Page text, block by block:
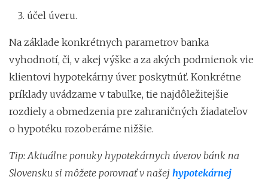
účel úveru.
Na základe konkrétnych parametrov banka
vyhodnotí, či, v akej výške a za akých podmienok vie
klientovi hypotekárny úver poskytnúť. Konkrétne
príklady uvádzame v tabuľke, tie najdôležitejšie
rozdiely a obmedzenia pre zahraničných žiadateľov
o hypotéku rozoberáme nižšie.
Tip: Aktuálne ponuky hypotekárnych úverov bánk na
Slovensku si môžete porovnať v našej hypotekárnej